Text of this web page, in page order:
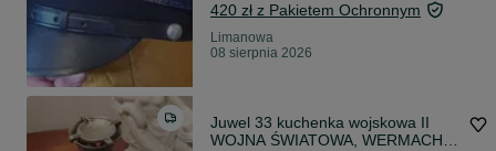
420 zł z Pakietem Ochronnym
Limanowa
08 sierpnia 2026
Juwel 33 kuchenka wojskowa II
WOJNA ŚWIATOWA, WERMACHT